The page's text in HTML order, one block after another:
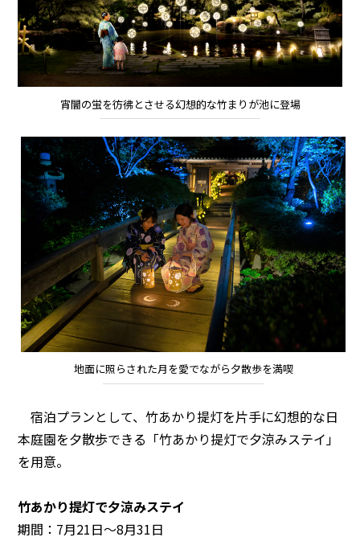
宵闇の蛍を彷彿とさせる幻想的な竹まりが池に登場
地面に照らされた月を愛でながら夕散歩を満喫
宿泊プランとして、竹あかり提灯を片手に幻想的な日
本庭園を夕散歩できる「竹あかり提灯で夕涼みステイ」
を用意。
竹あかり提灯で夕涼みステイ
期間：7月21日～8月31日